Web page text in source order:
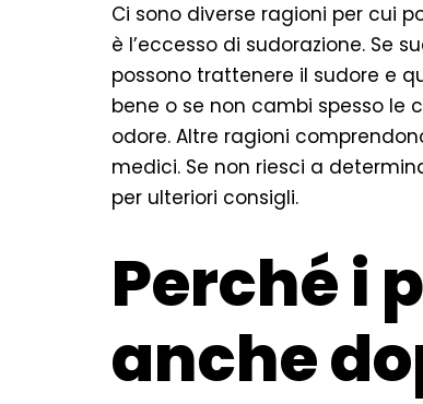
Ci sono diverse ragioni per cui
è l’eccesso di sudorazione. Se
possono trattenere il sudore e
bene o se non cambi spesso le
odore. Altre ragioni
medici. Se non riesci a
per ulteriori consigli.
Perché i
anche